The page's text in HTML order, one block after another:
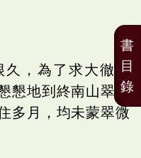
久，為了求大徹大
懇地到終南山翠微
多月，均未蒙翠微
書
目
錄